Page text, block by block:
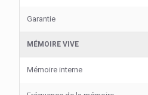
Garantie
MÉMOIRE VIVE
Mémoire interne